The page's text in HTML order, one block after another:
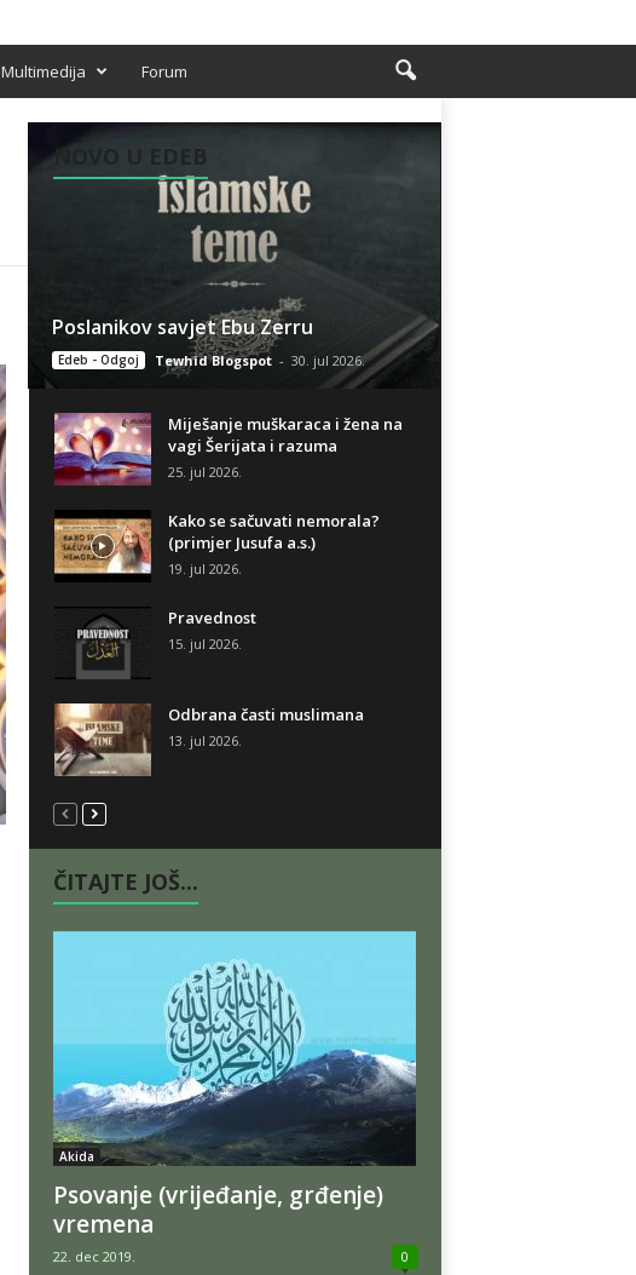
Multimedija Forum
NOVO U EDEB
Poslanikov savjet Ebu Zerru
Edeb - Odgoj Tewhid Blogspot - 30. jul 2026.
Miješanje muškaraca i žena na
vagi Šerijata i razuma
25. jul 2026.
Kako se sačuvati nemorala?
(primjer Jusufa a.s.)
19. jul 2026.
Pravednost
15. jul 2026.
Odbrana časti muslimana
13. jul 2026.
ČITAJTE JOŠ...
Akida
Psovanje (vrijeđanje, grđenje)
vremena
22. dec 2019. 0